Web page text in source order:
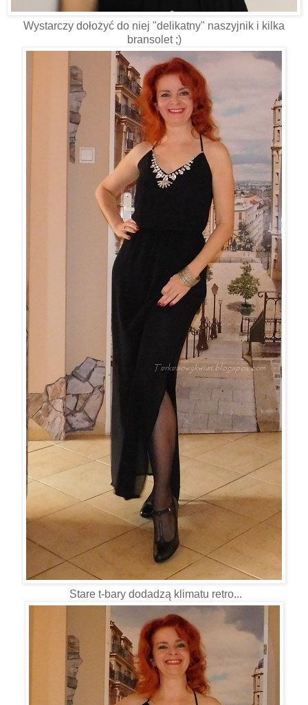
Wystarczy dołożyć do niej "delikatny" naszyjnik i kilka
bransolet ;)
Stare t-bary dodadzą klimatu retro...